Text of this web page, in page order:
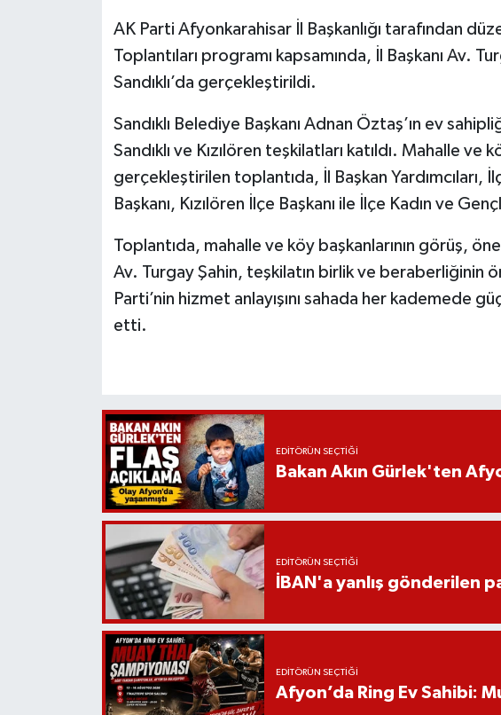
AK Parti Afyonkarahisar İl Başkanlığı tarafından
Toplantıları programı kapsamında, İl Başkanı Av.
Sandıklı’da gerçekleştirildi.
Sandıklı Belediye Başkanı Adnan Öztaş’ın ev
Sandıklı ve Kızılören teşkilatları katıldı. Mahalle ve
gerçekleştirilen toplantıda, İl Başkan Yardımcıları,
Başkanı, Kızılören İlçe Başkanı ile İlçe Kadın ve
Toplantıda, mahalle ve köy başkanlarının görüş,
Av. Turgay Şahin, teşkilatın birlik ve beraberliğinin
Parti’nin hizmet anlayışını sahada her kademede
etti.
EDITÖRÜN SEÇTIĞI
Bakan Akın Gürlek'ten
EDITÖRÜN SEÇTIĞI
İBAN'a yanlış gönderilen
EDITÖRÜN SEÇTIĞI
Afyon’da Ring Ev Sahibi: